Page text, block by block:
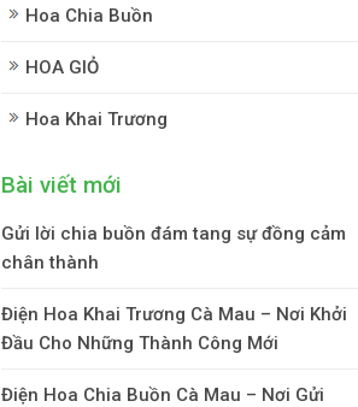
Hoa Chia Buồn
HOA GIỎ
Hoa Khai Trương
Bài viết mới
Gửi lời chia buồn đám tang sự đồng cảm
chân thành
Điện Hoa Khai Trương Cà Mau – Nơi Khởi
Đầu Cho Những Thành Công Mới
Điện Hoa Chia Buồn Cà Mau – Nơi Gửi